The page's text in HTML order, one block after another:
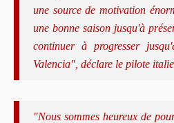
une source de motivation
une bonne saison jusqu'à
continuer à progresser
Valencia", déclare le pilote
"Nous sommes heureux de